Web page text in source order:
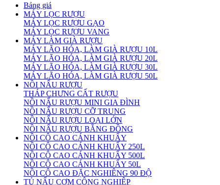
Bảng giá
MÁY LỌC RƯỢU
MÁY LỌC RƯỢU GẠO
MÁY LỌC RƯỢU VANG
MÁY LÀM GIÀ RƯỢU
MÁY LÃO HÓA, LÀM GIÀ RƯỢU 10L
MÁY LÃO HÓA, LÀM GIÀ RƯỢU 20L
MÁY LÃO HÓA, LÀM GIÀ RƯỢU 30L
MÁY LÃO HÓA, LÀM GIÀ RƯỢU 50L
NỒI NẤU RƯỢU
THÁP CHƯNG CẤT RƯỢU
NỒI NẤU RƯỢU MINI GIA ĐÌNH
NỒI NẤU RƯỢU CỠ TRUNG
NỒI NẤU RƯỢU LOẠI LỚN
NỒI NẤU RƯỢU BẰNG ĐỒNG
NỒI CÔ CAO CÁNH KHUẤY
NỒI CÔ CAO CÁNH KHUẤY 250L
NỒI CÔ CAO CÁNH KHUẤY 500L
NỒI CÔ CAO CÁNH KHUẤY 50L
NỒI CÔ CAO ĐẶC NGHIÊNG 90 ĐỘ
TỦ NẤU CƠM CÔNG NGHIỆP